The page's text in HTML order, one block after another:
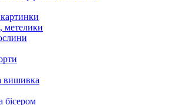
метелики
вишивка